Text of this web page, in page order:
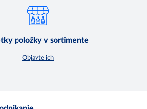
položky v sortimente
Objavte ich